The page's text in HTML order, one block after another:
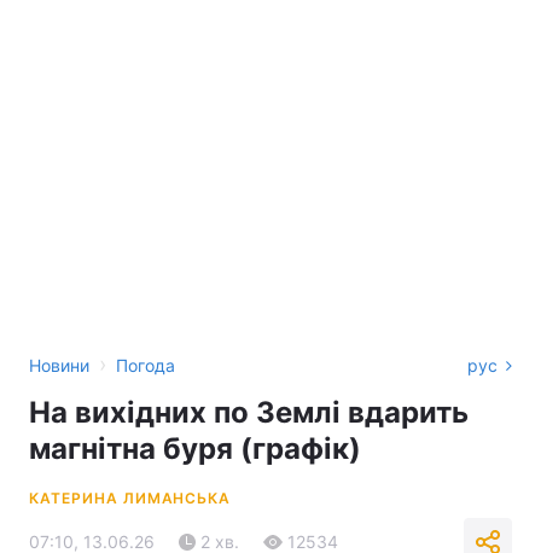
Новини › Погода рус
На вихідних по Землі вдарить
магнітна буря (графік)
КАТЕРИНА ЛИМАНСЬКА
07:10, 13.06.26 2 хв. 12534